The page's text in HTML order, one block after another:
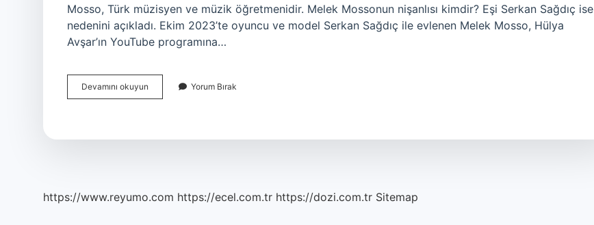
Mosso, Türk müzisyen ve müzik öğretmenidir. Melek Mossonun nişanlısı kimdir? Eşi Serkan Sağdıç ise
nedenini açıkladı. Ekim 2023’te oyuncu ve model Serkan Sağdıç ile evlenen Melek Mosso, Hülya
Avşar’ın YouTube programına…
Devamını okuyun
Mosso
Yorum Bırak
https://www.reyumo.com https://ecel.com.tr https://dozi.com.tr Sitemap